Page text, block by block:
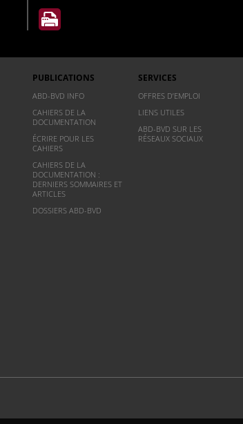
PUBLICATIONS
ABD-BVD INFO
CAHIERS DE LA
DOCUMENTATION
ÉCRIRE POUR LES
CAHIERS
CAHIERS DE LA
DOCUMENTATION :
DERNIERS SOMMAIRES ET
ARTICLES
DOSSIERS ABD-BVD
SERVICES
OFFRES D’EMPLOI
LIENS UTILES
ABD-BVD SUR LES
RÉSEAUX SOCIAUX